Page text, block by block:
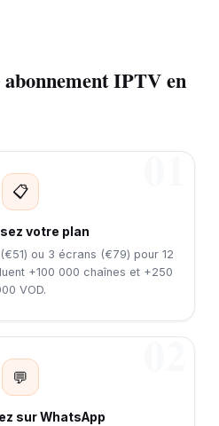
IPTV en
01
📋
votre plan
ou 3 écrans (€79) pour 12
+100 000 chaînes et +250
VOD.
02
💬
sur WhatsApp